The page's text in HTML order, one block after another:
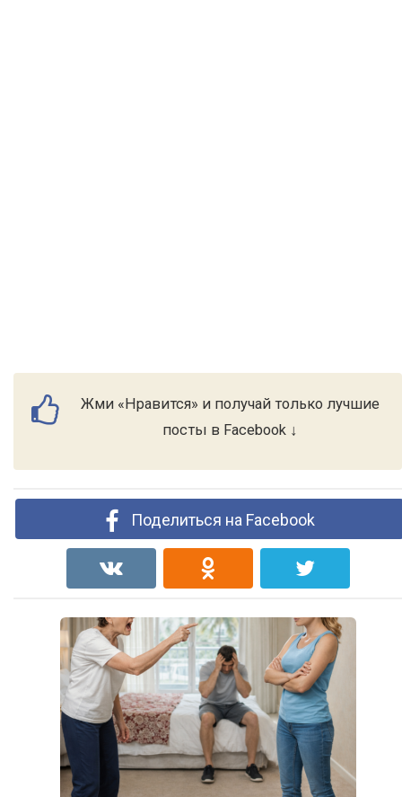
Жми «Нравится» и получай только лучшие
посты в Facebook ↓
Поделиться на Facebook